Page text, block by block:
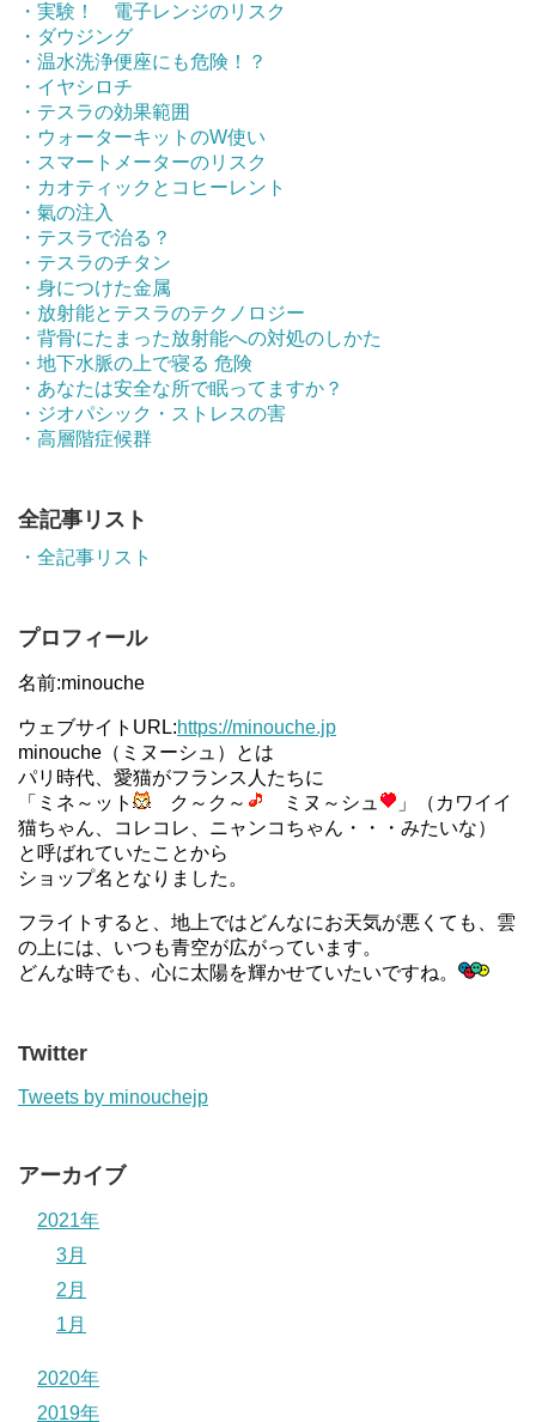
・実験！ 電子レンジのリスク
・ダウジング
・温水洗浄便座にも危険！？
・イヤシロチ
・テスラの効果範囲
・ウォーターキットのW使い
・スマートメーターのリスク
・カオティックとコヒーレント
・氣の注入
・テスラで治る？
・テスラのチタン
・身につけた金属
・放射能とテスラのテクノロジー
・背骨にたまった放射能への対処のしかた
・地下水脈の上で寝る 危険
・あなたは安全な所で眠ってますか？
・ジオパシック・ストレスの害
・高層階症候群
全記事リスト
・全記事リスト
プロフィール
名前:minouche
ウェブサイトURL:https://minouche.jp
minouche（ミヌーシュ）とは
パリ時代、愛猫がフランス人たちに
「ミネ～ット
ク～ク～ ミヌ～シュ
」（カワイイ
猫ちゃん、コレコレ、ニャンコちゃん・・・みたいな）
と呼ばれていたことから
ショップ名となりました。
フライトすると、地上ではどんなにお天気が悪くても、雲
の上には、いつも青空が広がっています。
どんな時でも、心に太陽を輝かせていたいですね。
Twitter
Tweets by minouchejp
アーカイブ
2021年
3月
2月
1月
2020年
2019年